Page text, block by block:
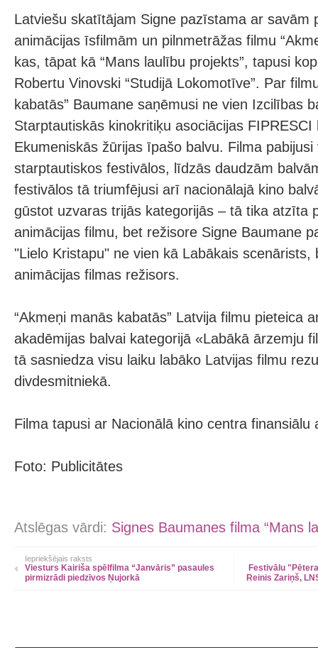
Latviešu skatītājam Signe pazīstama ar savām
animācijas īsfilmām un pilnmetrāžas filmu
kas, tāpat kā “Mans laulību projekts”, tapusi
Robertu Vinovski “Studijā Lokomotīve”. Par
kabatās” Baumane saņēmusi ne vien Izcilības
Starptautiskās kinokritiķu asociācijas FIPRESCI
Ekumeniskās žūrijas īpašo balvu. Filma
starptautiskos festivālos, līdzās daudzām
festivālos tā triumfējusi arī nacionālajā kino
gūstot uzvaras trijās kategorijās – tā tika atzīta
animācijas filmu, bet režisore Signe Baumane
"Lielo Kristapu" ne vien kā Labākais scenārists,
animācijas filmas režisors.
“Akmeņi manās kabatās” Latvija filmu pieteica
akadēmijas balvai kategorijā «Labākā ārzemju
tā sasniedza visu laiku labāko Latvijas filmu
divdesmitniekā.
Filma tapusi ar Nacionālā kino centra finansiālu
Foto: Publicitātes
Atslēgas vārdi: Signes Baumanes filma “Mans
Iepriekšējais raksts
Viesturs Kairiša spēlfilma “Janvāris” pasaules
pirmizrādi piedzīvos Ņujorkā
Festivālu
Reinis Zariņš,